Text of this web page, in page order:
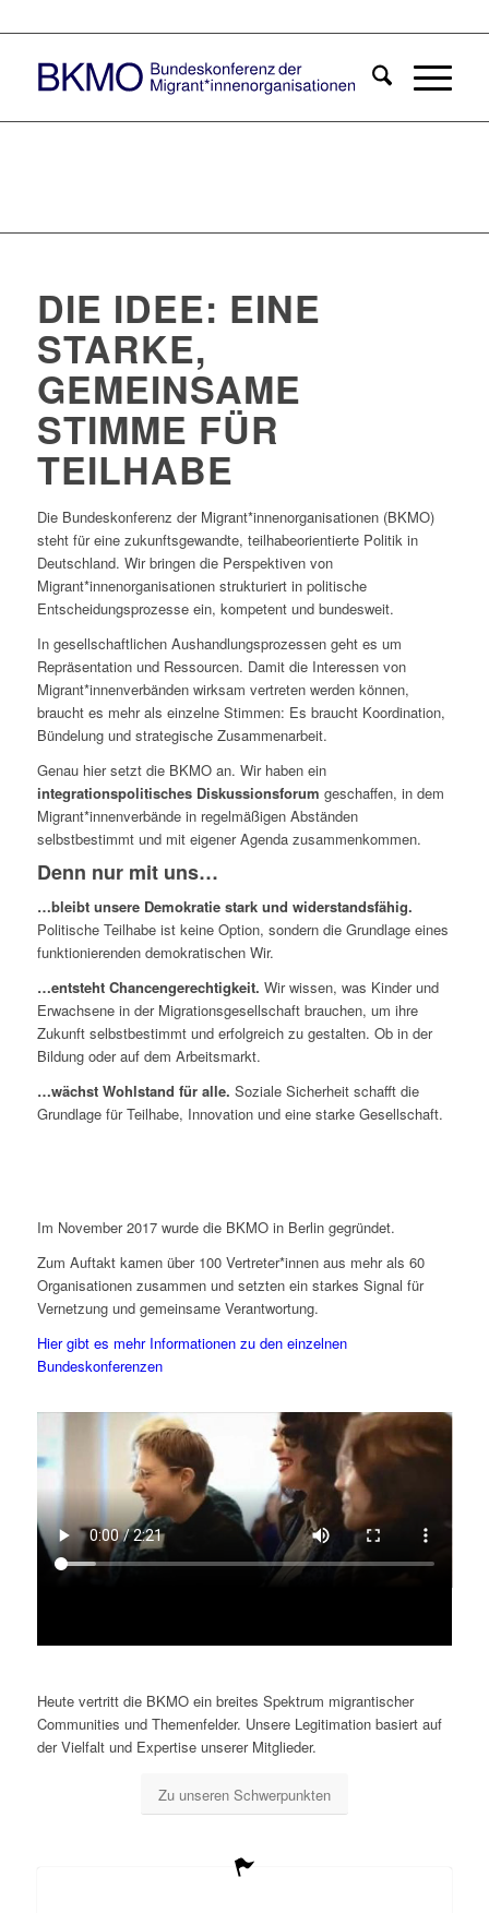
DIE IDEE: EINE
STARKE,
GEMEINSAME
STIMME FÜR
TEILHABE
Die Bundeskonferenz der Migrant*innenorganisationen (BKMO)
steht für eine zukunftsgewandte, teilhabeorientierte Politik in
Deutschland. Wir bringen die Perspektiven von
Migrant*innenorganisationen strukturiert in politische
Entscheidungsprozesse ein, kompetent und bundesweit.
In gesellschaftlichen Aushandlungsprozessen geht es um
Repräsentation und Ressourcen. Damit die Interessen von
Migrant*innenverbänden wirksam vertreten werden können,
braucht es mehr als einzelne Stimmen: Es braucht Koordination,
Bündelung und strategische Zusammenarbeit.
Genau hier setzt die BKMO an. Wir haben ein
integrationspolitisches Diskussionsforum geschaffen, in dem
Migrant*innenverbände in regelmäßigen Abständen
selbstbestimmt und mit eigener Agenda zusammenkommen.
Denn nur mit uns…
…bleibt unsere Demokratie stark und widerstandsfähig.
Politische Teilhabe ist keine Option, sondern die Grundlage eines
funktionierenden demokratischen Wir.
…entsteht Chancengerechtigkeit. Wir wissen, was Kinder und
Erwachsene in der Migrationsgesellschaft brauchen, um ihre
Zukunft selbstbestimmt und erfolgreich zu gestalten. Ob in der
Bildung oder auf dem Arbeitsmarkt.
…wächst Wohlstand für alle. Soziale Sicherheit schafft die
Grundlage für Teilhabe, Innovation und eine starke Gesellschaft.
Im November 2017 wurde die BKMO in Berlin gegründet.
Zum Auftakt kamen über 100 Vertreter*innen aus mehr als 60
Organisationen zusammen und setzten ein starkes Signal für
Vernetzung und gemeinsame Verantwortung.
Hier gibt es mehr Informationen zu den einzelnen
Bundeskonferenzen
Heute vertritt die BKMO ein breites Spektrum migrantischer
Communities und Themenfelder. Unsere Legitimation basiert auf
der Vielfalt und Expertise unserer Mitglieder.
Zu unseren Schwerpunkten